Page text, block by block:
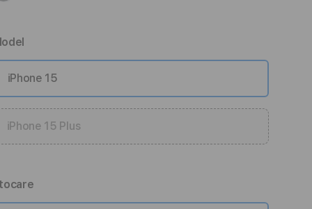
iPhone 15
iPhone 15 Plus